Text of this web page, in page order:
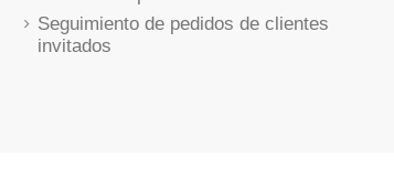
Seguimiento de pedidos de clientes
invitados